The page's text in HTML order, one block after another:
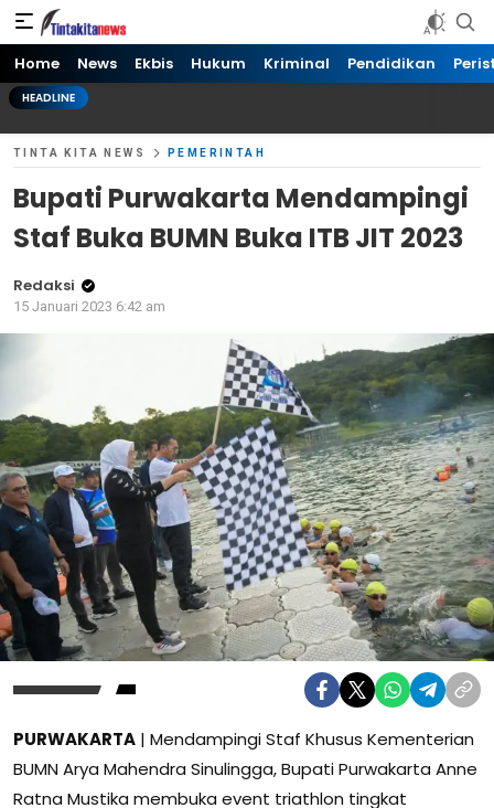
Tinta kita News
Informasi Terkini
Home News Ekbis Hukum Kriminal Pendidikan
HEADLINE
TINTA KITA NEWS PEMERINTAH
Bupati Purwakarta Mendampingi
Staf Buka BUMN Buka ITB JIT 2023
Redaksi
15 Januari 2023 6:42 am
PURWAKARTA | Mendampingi Staf Khusus Kementerian
BUMN Arya Mahendra Sinulingga, Bupati Purwakarta Anne
Ratna Mustika membuka event triathlon tingkat